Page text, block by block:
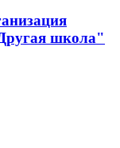
школа"